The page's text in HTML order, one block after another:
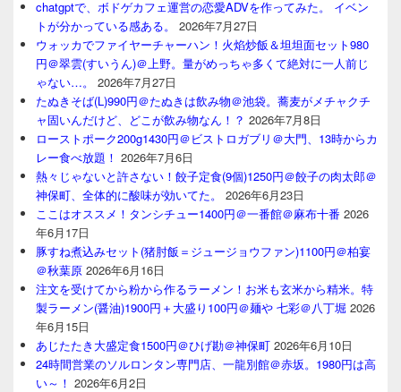
chatgptで、ボドゲカフェ運営の恋愛ADVを作ってみた。 イベン
トが分かっている感ある。
2026年7月27日
ウォッカでファイヤーチャーハン！火焰炒飯＆坦坦面セット980
円＠翠雲(すいうん)＠上野。量がめっちゃ多くて絶対に一人前じ
ゃない…。
2026年7月27日
たぬきそば(L)990円＠たぬきは飲み物＠池袋。蕎麦がメチャクチ
ャ固いんだけど、どこが飲み物なん！？ 2026年7月8日
ローストポーク200g1430円＠ビストロガブリ＠大門、13時からカ
レー食べ放題！ 2026年7月6日
熱々じゃないと許さない！餃子定食(9個)1250円＠餃子の肉太郎＠
神保町、全体的に酸味が効いてた。
2026年6月23日
ここはオススメ！タンシチュー1400円＠一番館＠麻布十番 2026
年6月17日
豚すね煮込みセット(猪肘飯＝ジュージョウファン)1100円＠柏宴
＠秋葉原 2026年6月16日
注文を受けてから粉から作るラーメン！お米も玄米から精米。特
製ラーメン(醤油)1900円＋大盛り100円＠麺や 七彩＠八丁堀 2026
年6月15日
あじたたき大盛定食1500円＠ひげ勘＠神保町 2026年6月10日
24時間営業のソルロンタン専門店、一龍別館＠赤坂。1980円は高
い～！ 2026年6月2日